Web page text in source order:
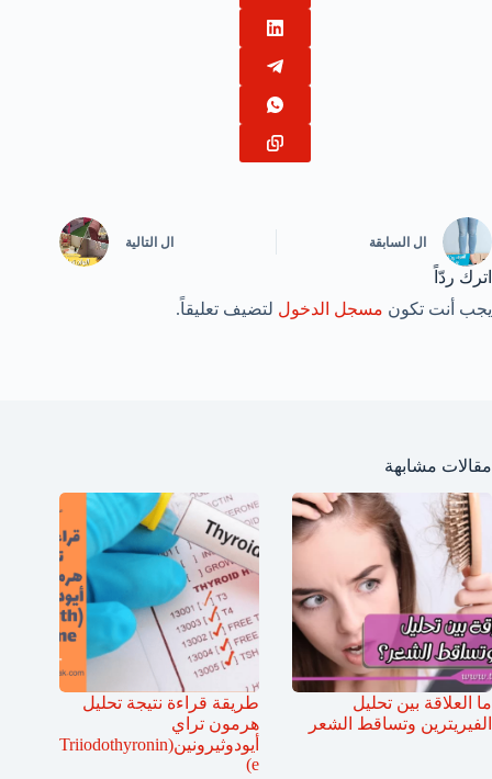
ال السابقة ال التالية
اترك ردّاً
يجب أنت تكون مسجل الدخول لتضيف تعليقاً.
مقالات مشابهة
ما العلاقة بين تحليل
الفيريترين وتساقط الشعر
طريقة قراءة نتيجة تحليل
هرمون تراي
أيودوثيرونين(Triiodothyronin
e)